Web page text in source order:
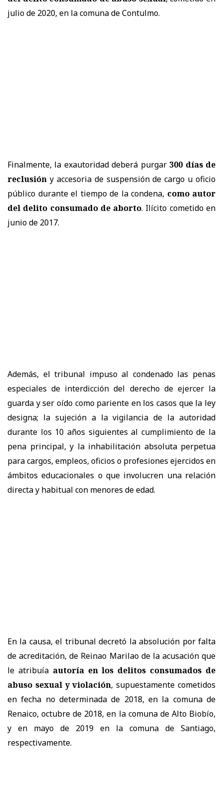
julio de 2020, en la comuna de Contulmo.
Finalmente, la exautoridad deberá purgar 300 días de
reclusión y accesoria de suspensión de cargo u oficio
público durante el tiempo de la condena, como autor
del delito consumado de aborto. Ilícito cometido en
junio de 2017.
Además, el tribunal impuso al condenado las penas
especiales de interdicción del derecho de ejercer la
guarda y ser oído como pariente en los casos que la ley
designa; la sujeción a la vigilancia de la autoridad
durante los 10 años siguientes al cumplimiento de la
pena principal, y la inhabilitación absoluta perpetua
para cargos, empleos, oficios o profesiones ejercidos en
ámbitos educacionales o que involucren una relación
directa y habitual con menores de edad.
En la causa, el tribunal decretó la absolución por falta
de acreditación, de Reinao Marilao de la acusación que
le atribuíaautoría en los delitos consumados de
abuso sexual y violación, supuestamente cometidos
en fecha no determinada de 2018, en la comuna de
Renaico, octubre de 2018, en la comuna de Alto Biobío,
y en mayo de 2019 en la comuna de Santiago,
respectivamente.